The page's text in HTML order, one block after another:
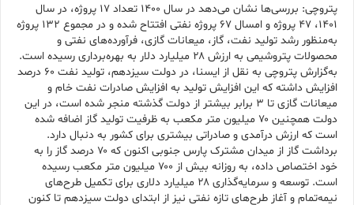
پتروچی: بررسی‌ها نشان می‌دهد در سال ۱۴۰۰ تعداد ۱۷ پروژه، در سال
۱۴۰۱، ۴۷ پروژه و امسال ۶۷ پروژه نفتی افتتاح شده و در مجموع ۱۳۲ پروژه
به‌منظور رشد تولید نفت، گاز، میعانات گازی، فرآورده‌های نفتی و
محصولات پتروشیمی به ارزش ۲۸ میلیارد دلار به بهره‌برداری رسیده است.
به‌گزارش پتروچی به نقل از ایسنا، در دولت سیزدهم، تولید نفت ۶۰ درصد
افزایش داشته که این افزایش تولید به افزایش صادرات نفت خام و
میعانات گازی تا ۳ برابر بیشتر از دولت گذشته منجر شده است، در این
دولت همچنین ۷۰ میلیون متر مکعب به ظرفیت تولید گاز اضافه شده
است که ارزش درآمدی و صادراتی بیشتری برای کشور به دنبال دارد.
برداشت گاز از میدان مشترک پارس جنوبی اکنون که ۷۰ درصد گاز را به
خود اختصاص داده، به روزانه بیش از ۷۰۰ میلیون متر مکعب رسیده
است. توسعه و سرمایه‌گذاری ۲۸ میلیارد دلاری برای تکمیل طرح‌های
نیمه‌تمام و آغاز طرح‌های تازه نفتی نیز از ابتدای دولت سیزدهم تا کنون